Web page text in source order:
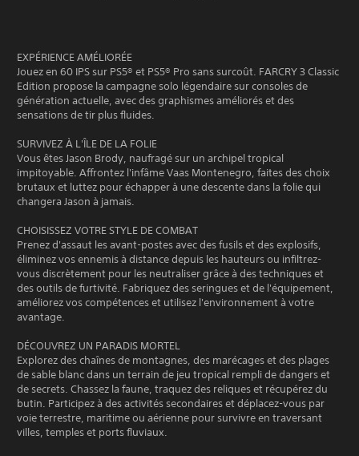
EXPÉRIENCE AMÉLIORÉE
Jouez en 60 IPS sur PS5® et PS5® Pro sans surcoût. FARCRY 3 Classic
Edition propose la campagne solo légendaire sur consoles de
génération actuelle, avec des graphismes améliorés et des
sensations de tir plus fluides.
SURVIVEZ À L'ÎLE DE LA FOLIE
Vous êtes Jason Brody, naufragé sur un archipel tropical
impitoyable. Affrontez l'infâme Vaas Montenegro, faites des choix
brutaux et luttez pour échapper à une descente dans la folie qui
changera Jason à jamais.
CHOISISSEZ VOTRE STYLE DE COMBAT
Prenez d'assaut les avant-postes avec des fusils et des explosifs,
éliminez vos ennemis à distance depuis les hauteurs ou infiltrez-
vous discrètement pour les neutraliser grâce à des techniques et
des outils de furtivité. Fabriquez des seringues et de l'équipement,
améliorez vos compétences et utilisez l'environnement à votre
avantage.
DÉCOUVREZ UN PARADIS MORTEL
Explorez des chaînes de montagnes, des marécages et des plages
de sable blanc dans un terrain de jeu tropical rempli de dangers et
de secrets. Chassez la faune, traquez des reliques et récupérez du
butin. Participez à des activités secondaires et déplacez-vous par
voie terrestre, maritime ou aérienne pour survivre en traversant
villes, temples et ports fluviaux.